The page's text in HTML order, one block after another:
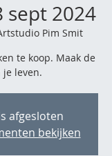
sept 2024
Pim Smit
te koop. Maak de
je leven.
afgesloten
bekijken